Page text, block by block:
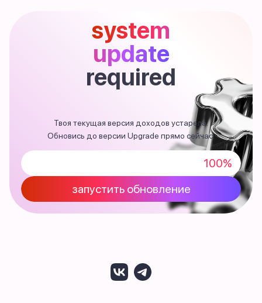
system
update
required
Твоя текущая версия доходов устарела.
Обновись до версии Upgrade прямо сейчас.
100%
запустить обновление